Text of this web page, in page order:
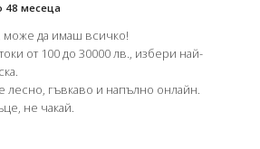
48 месеца
да имаш всичко!
от 100 до 30000 лв., избери най-
лесно, гъвкаво и напълно онлайн.
не чакай.